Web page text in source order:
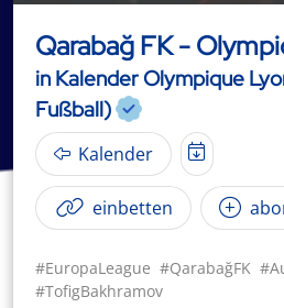
Qarabağ FK -
in Kalender Olympique
Fußball)
Kalender
einbetten
#EuropaLeague #QarabağFK
#TofigBakhramov